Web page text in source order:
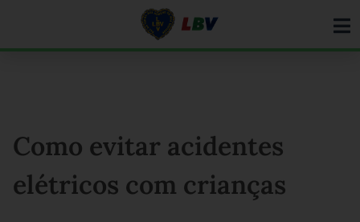
Como evitar acidentes
elétricos com crianças